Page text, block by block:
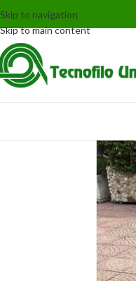
Skip to navigation
Skip to main content